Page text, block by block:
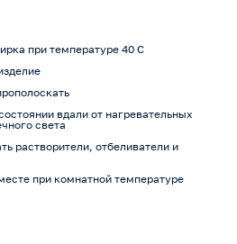
при температуре 40 С
вдали от нагревательных
света
растворители, отбеливатели и
при комнатной температуре